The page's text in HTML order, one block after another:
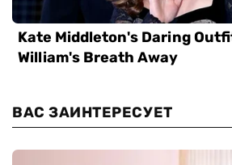
ВАС ЗАИНТЕРЕСУЕТ